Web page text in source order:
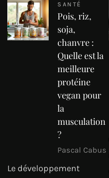
SANTÉ
Pois, riz,
soja,
chanvre :
Quelle est la
meilleure
protéine
vegan pour
la
musculation
?
Pascal Cabus
Le développement